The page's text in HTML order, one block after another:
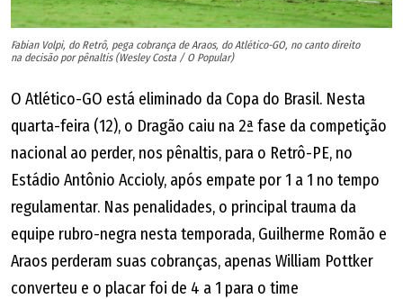
Fabian Volpi, do Retrô, pega cobrança de Araos, do Atlético-GO, no canto direito
na decisão por pênaltis (Wesley Costa / O Popular)
O Atlético-GO está eliminado da Copa do Brasil. Nesta
quarta-feira (12), o Dragão caiu na 2ª fase da competição
nacional ao perder, nos pênaltis, para o Retrô-PE, no
Estádio Antônio Accioly, após empate por 1 a 1 no tempo
regulamentar. Nas penalidades, o principal trauma da
equipe rubro-negra nesta temporada, Guilherme Romão e
Araos perderam suas cobranças, apenas William Pottker
converteu e o placar foi de 4 a 1 para o time